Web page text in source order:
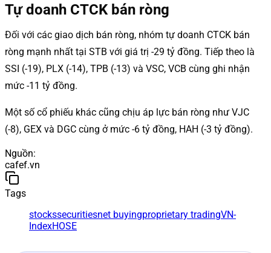
Tự doanh CTCK bán ròng
Đối với các giao dịch bán ròng, nhóm tự doanh CTCK bán
ròng mạnh nhất tại STB với giá trị -29 tỷ đồng. Tiếp theo là
SSI (-19), PLX (-14), TPB (-13) và VSC, VCB cùng ghi nhận
mức -11 tỷ đồng.
Một số cổ phiếu khác cũng chịu áp lực bán ròng như VJC
(-8), GEX và DGC cùng ở mức -6 tỷ đồng, HAH (-3 tỷ đồng).
Nguồn:
cafef.vn
Tags
stockssecuritiesnet buyingproprietary tradingVN-
IndexHOSE